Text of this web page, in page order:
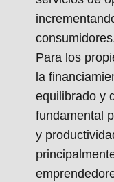
Para los
la
equilibrado y
fundamental
y